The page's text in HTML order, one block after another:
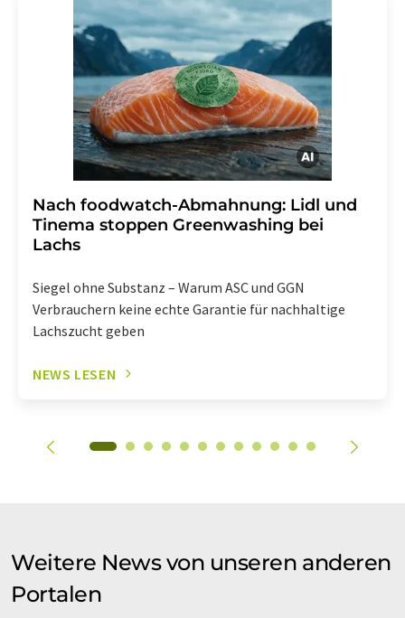
widerruf@lumitos.commit Wirkung für die Zukunft
widerrufen. Zudem ist in jeder E-Mail ein Link zur
Abbestellung des entsprechenden Newsletters
enthalten.
Nach foodwatch-Abmahnung: Lidl und
Tinema stoppen Greenwashing bei
Lachs
Siegel ohne Substanz – Warum ASC und GGN
Verbrauchern keine echte Garantie für nachhaltige
Lachszucht geben
NEWS LESEN
Weitere News von unseren anderen
Portalen